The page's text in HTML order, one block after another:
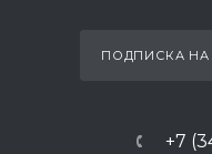
ПОДПИСКА НА
+7